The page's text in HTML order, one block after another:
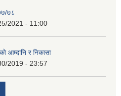
७८
2021 - 11:00
आम्दानि र निकासा
2019 - 23:57